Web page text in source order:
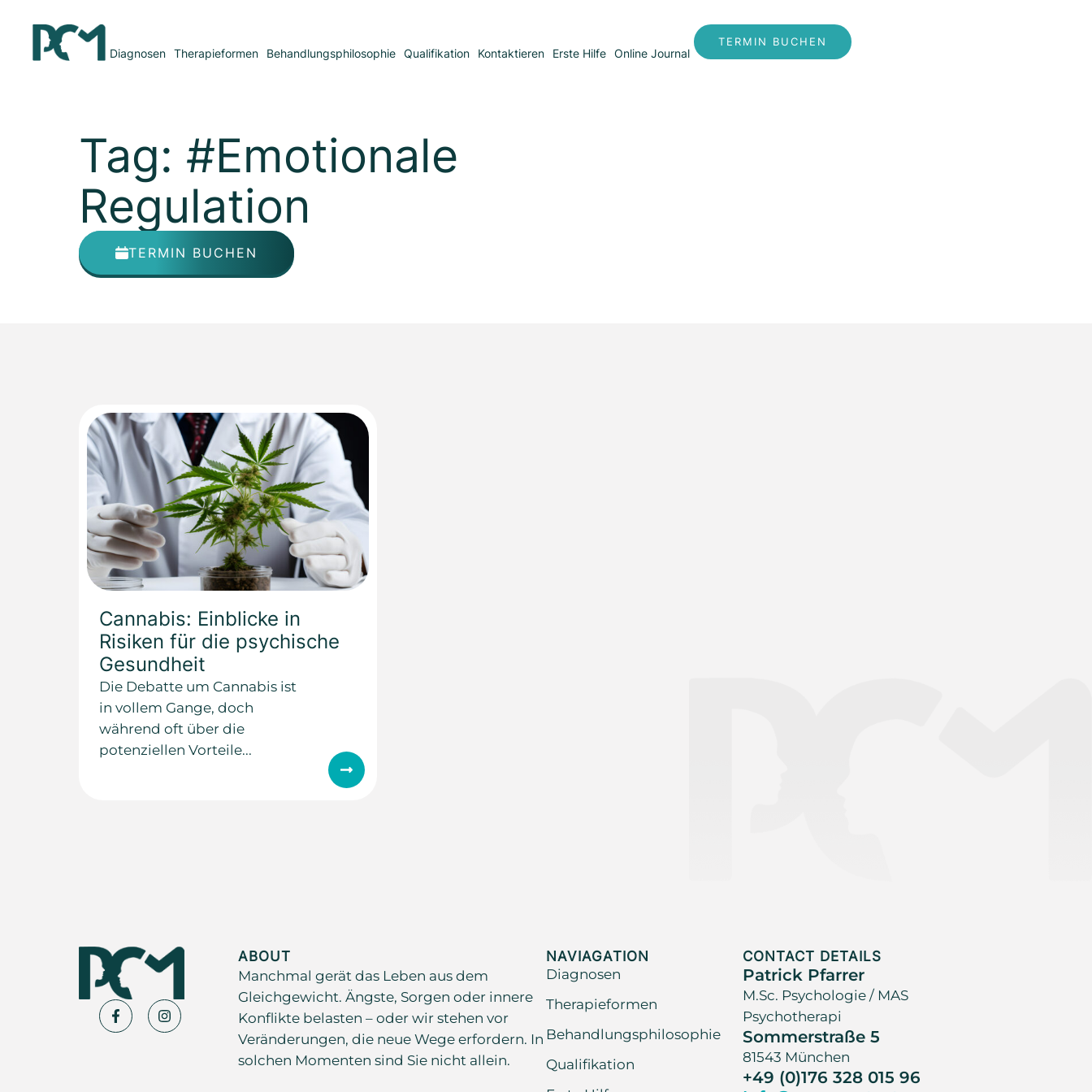
Diagnosen Therapieformen Behandlungsphilosophie Qualifikation Kontaktieren Erste Hilfe Online Journal
TERMIN BUCHEN
Tag: #Emotionale
Regulation
TERMIN BUCHEN
Cannabis: Einblicke in
Risiken für die psychische
Gesundheit
Die Debatte um Cannabis ist
in vollem Gange, doch
während oft über die
potenziellen Vorteile...
ABOUT
Manchmal gerät das Leben aus dem
Gleichgewicht. Ängste, Sorgen oder innere
Konflikte belasten – oder wir stehen vor
Veränderungen, die neue Wege erfordern. In
solchen Momenten sind Sie nicht allein.
NAVIAGATION
Diagnosen
Therapieformen
Behandlungsphilosophie
Qualifikation
CONTACT DETAILS
Patrick Pfarrer
M.Sc. Psychologie / MAS
Psychotherapi
Sommerstraße 5
81543 München
+49 (0)176 328 015 96